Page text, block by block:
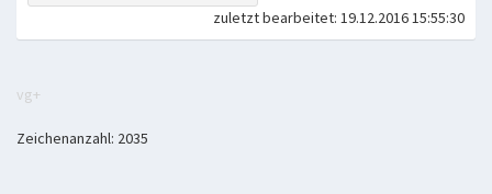
zuletzt bearbeitet: 19.12.2016 15:55:30
vg+
Zeichenanzahl: 2035